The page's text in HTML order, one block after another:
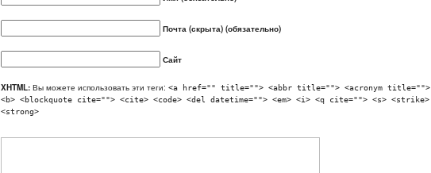
Почта (скрыта) (обязательно)
Сайт
XHTML: Вы можете использовать эти теги: <a href="" title=""> <abbr title=""> <acronym title="">
<b> <blockquote cite=""> <cite> <code> <del datetime=""> <em> <i> <q cite=""> <s> <strike>
<strong>